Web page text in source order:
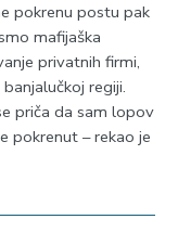
pokrenu postu pak
mafijaška
privatnih firmi,
regiji.
priča da sam lopov
pokrenut – rekao je